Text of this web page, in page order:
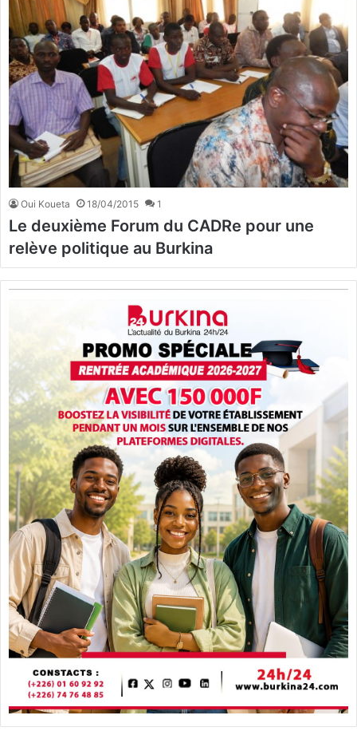
Oui Koueta 18/04/2015 1
Le deuxième Forum du CADRe pour une
relève politique au Burkina